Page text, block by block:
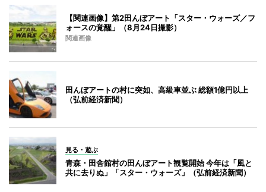
【関連画像】第2田んぼアート「スター・ウォーズ／フ
ォースの覚醒」（8月24日撮影）
関連画像
田んぼアートの村に突如、高級車並ぶ 総額1億円以上
（弘前経済新聞）
見る・遊ぶ
青森・田舎館村の田んぼアート観覧開始 今年は「風と
共に去りぬ」「スター・ウォーズ」（弘前経済新聞）